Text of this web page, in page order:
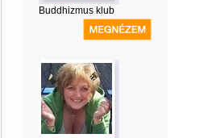
Buddhizmus klub